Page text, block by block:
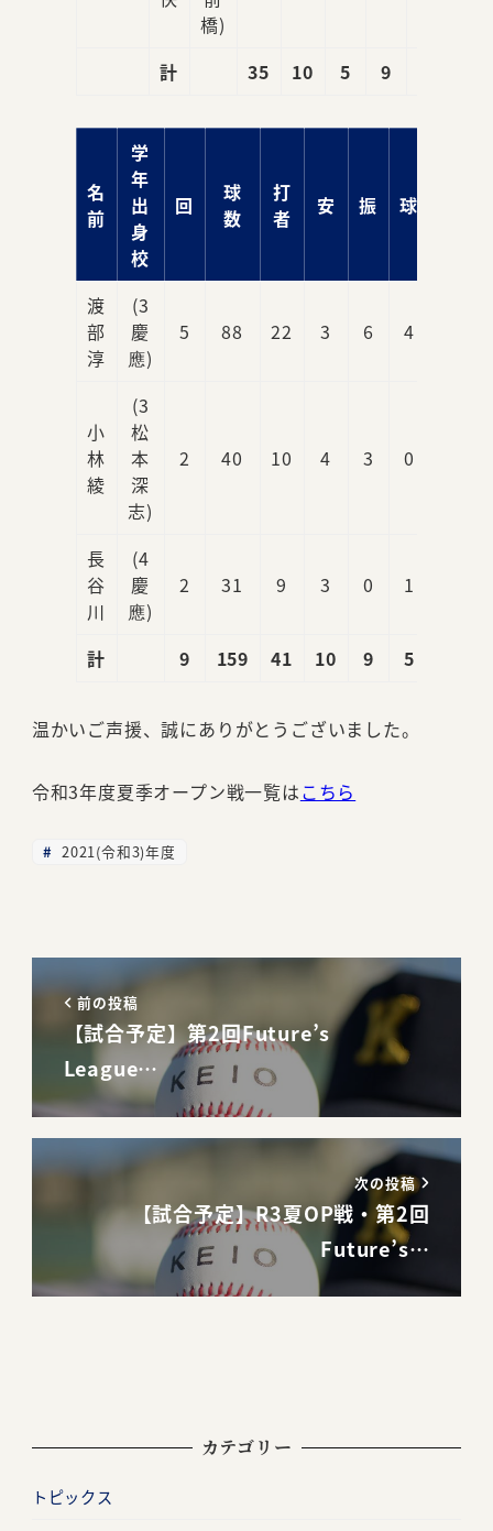
橋)
計
35 10 5 9
名
前
学
年
出
身
校
回
球
数
打
者
安 振 球
渡
部
淳
(3
慶
應)
5 88 22 3 6 4
小
林
綾
(3
松
本
深
志)
2 40 10 4 3 0
長
谷
川
(4
慶
應)
2 31 9 3 0 1
計 9 159 41 10 9 5
温かいご声援、誠にありがとうございました。
令和3年度夏季オープン戦一覧はこちら
2021(令和3)年度
前の投稿
【試合予定】第2回Future’s
League…
次の投稿
【試合予定】R3夏OP戦・第2回
Future’s…
カテゴリー
トピックス